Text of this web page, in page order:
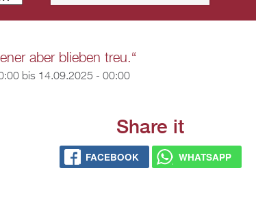
aber blieben treu.“
bis 14.09.2025 - 00:00
Share it
FACEBOOK WHATSAPP